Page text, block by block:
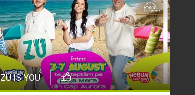
ZU IS YOU